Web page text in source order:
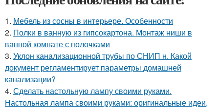
1. Мебель из сосны в интерьере. Особенности
2. Полки в ванную из гипсокартона. Монтаж ниши в
ванной комнате с полочками
3. Уклон канализационной трубы по СНИП н. Какой
документ регламентирует параметры домашней
канализации?
4. Сделать настольную лампу своими руками.
Настольная лампа своими руками: оригинальные идеи,